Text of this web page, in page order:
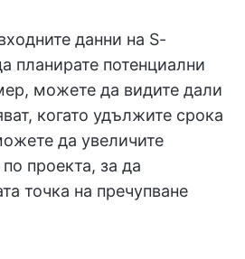
данни на S-
планирате потенциални
можете да видите дали
когато удължите срока
да увеличите
проекта, за да
точка на пречупване